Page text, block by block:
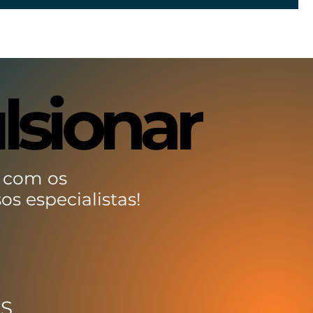
com os
especialistas!